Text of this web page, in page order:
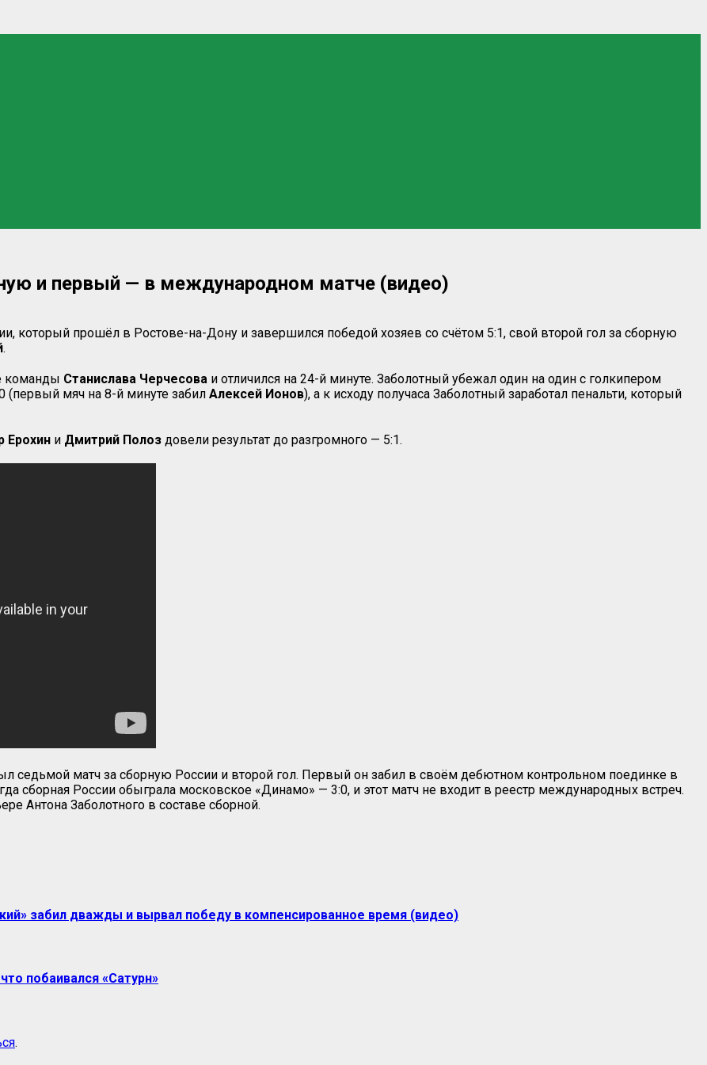
и первый — в международном матче (видео)
который прошёл в Ростове-на-Дону и завершился победой хозяев со счётом 5:1, свой второй гол за сборную
.
команды Станислава Черчесова и отличился на 24-й минуте. Заболотный убежал один на один с голкипером
(первый мяч на 8-й минуте забил Алексей Ионов), а к исходу получаса Заболотный заработал пенальти, который
Ерохин и Дмитрий Полоз довели результат до разгромного — 5:1.
седьмой матч за сборную России и второй гол. Первый он забил в своём дебютном контрольном поединке в
сборная России обыграла московское «Динамо» — 3:0, и этот матч не входит в реестр международных встреч.
Антона Заболотного в составе сборной.
забил дважды и вырвал победу в компенсированное время (видео)
побаивался «Сатурн»
.